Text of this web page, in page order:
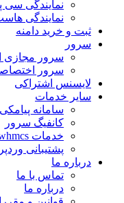
نمایندگی سی
نمایندگی
ثبت و خرید دامنه
سرور
سرور مجازی
سرور
لایسنس اشتراکی
سایر خدمات
سامانه پیامکی
کانفیگ سرور
خدمات whmcs
پشتیبانی
درباره ما
تماس با ما
درباره ما